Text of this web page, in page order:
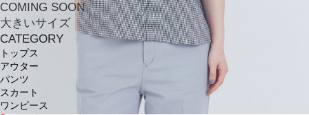
COMING SOON
大きいサイズ
CATEGORY
トップス
アウター
パンツ
スカート
ワンピース